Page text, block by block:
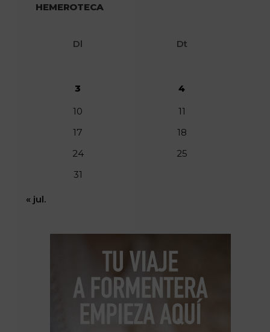
HEMEROTECA
Dl Dt
3
4
10
11
17
18
24
25
31
« jul.